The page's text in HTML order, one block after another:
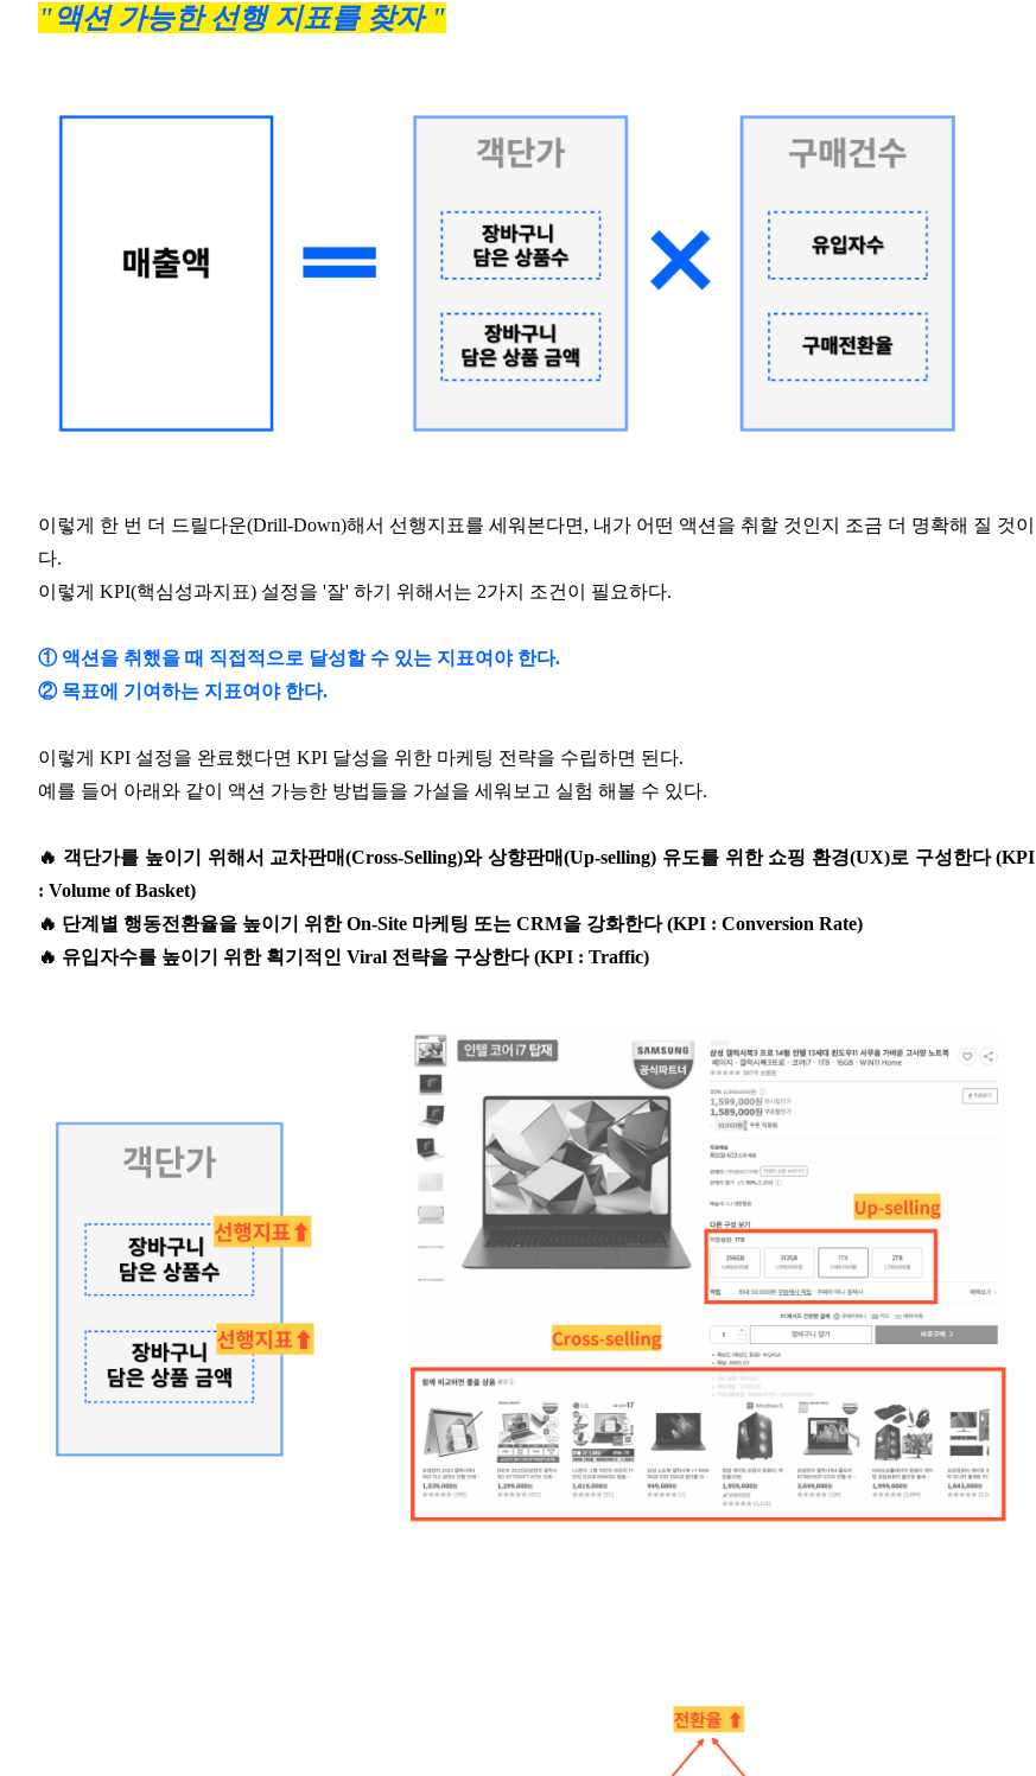
"액션 가능한 선행 지표를 찾자 "
이렇게 한 번 더 드릴다운(Drill-Down)해서 선행지표를 세워본다면, 내가 어떤 액션을 취할 것인지 조금 더 명확해 질 것이
다.
이렇게 KPI(핵심성과지표) 설정을 '잘' 하기 위해서는 2가지 조건이 필요하다.
① 액션을 취했을 때 직접적으로 달성할 수 있는 지표여야 한다.
② 목표에 기여하는 지표여야 한다.
이렇게 KPI 설정을 완료했다면 KPI 달성을 위한 마케팅 전략을 수립하면 된다.
예를 들어 아래와 같이 액션 가능한 방법들을 가설을 세워보고 실험 해볼 수 있다.
🔥 객단가를 높이기 위해서 교차판매(Cross-Selling)와 상향판매(Up-selling) 유도를 위한 쇼핑 환경(UX)로 구성한다 (KPI
: Volume of Basket)
🔥 단계별 행동전환율을 높이기 위한 On-Site 마케팅 또는 CRM을 강화한다 (KPI : Conversion Rate)
🔥 유입자수를 높이기 위한 획기적인 Viral 전략을 구상한다 (KPI : Traffic)